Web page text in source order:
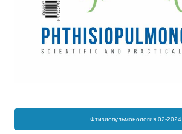
Фтизиопульмонология 02-2024